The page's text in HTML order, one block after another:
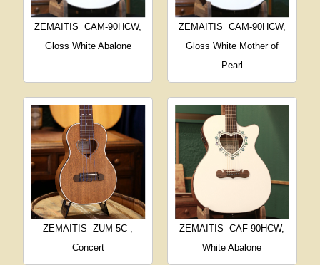
ZEMAITIS
CAM-90HCW,
Gloss White Abalone
ZEMAITIS CAM-90HCW,
Gloss White Mother of
Pearl
ZEMAITIS
ZUM-5C ,
Concert
ZEMAITIS
CAF-90HCW,
White Abalone